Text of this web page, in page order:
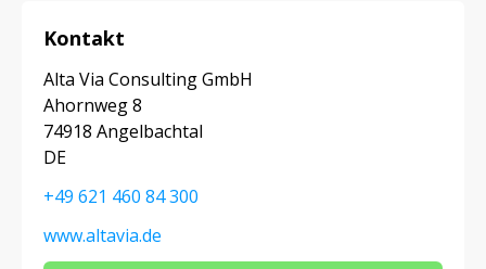
Kontakt
Alta Via Consulting GmbH
Ahornweg 8
74918 Angelbachtal
DE
+49 621 460 84 300
www.altavia.de